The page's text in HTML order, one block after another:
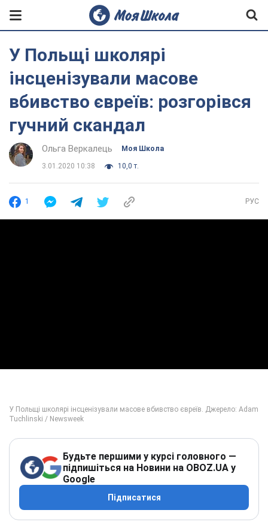
У Польщі школярі
інсценізували масове
вбивство євреїв: розгорівся
гучний скандал
Ольга Веркалець Моя Школа
3.01.2020 10:38 10,0 т.
1 РУС
Будьте першими у курсі головного —
підпишіться на Новини на OBOZ.UA у
Google
Підписатися